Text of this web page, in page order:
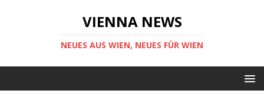
VIENNA NEWS
NEUES AUS WIEN, NEUES FÜR WIEN